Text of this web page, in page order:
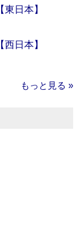
日本】
日本】
もっと見る »